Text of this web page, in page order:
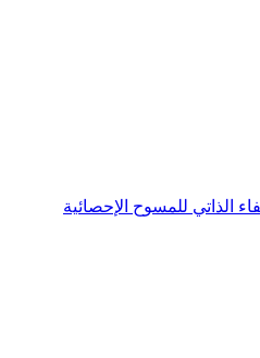
الذاتي للمسوح الإحصائية